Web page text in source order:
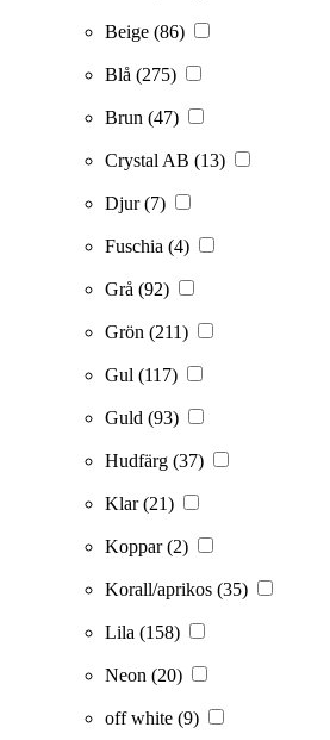
Beige (86)
Blå (275)
Brun (47)
Crystal AB (13)
Djur(7)
Fuschia (4)
Grå (92)
Grön (211)
Gul (117)
Guld (93)
Hudfärg (37)
Klar(21)
Koppar(2)
Korall/aprikos (35)
Lila (158)
Neon (20)
off white (9)